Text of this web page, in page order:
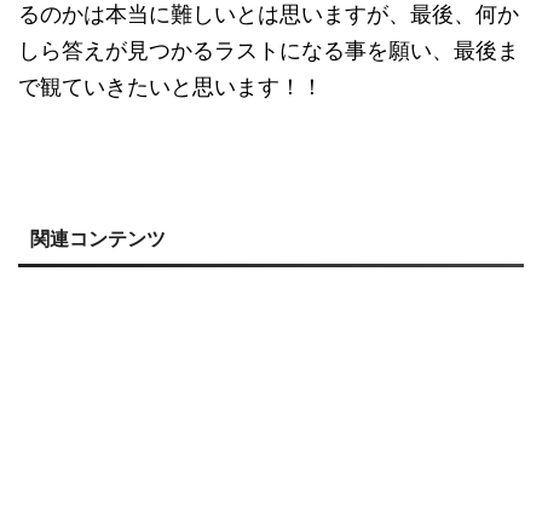
るのかは本当に難しいとは思いますが、最後、何か
しら答えが見つかるラストになる事を願い、最後ま
で観ていきたいと思います！！
関連コンテンツ